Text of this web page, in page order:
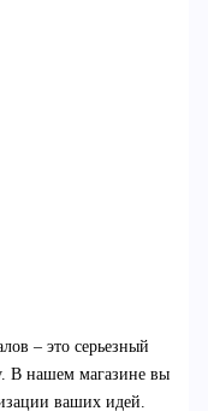
– это серьезный
В нашем магазине вы
ваших идей.